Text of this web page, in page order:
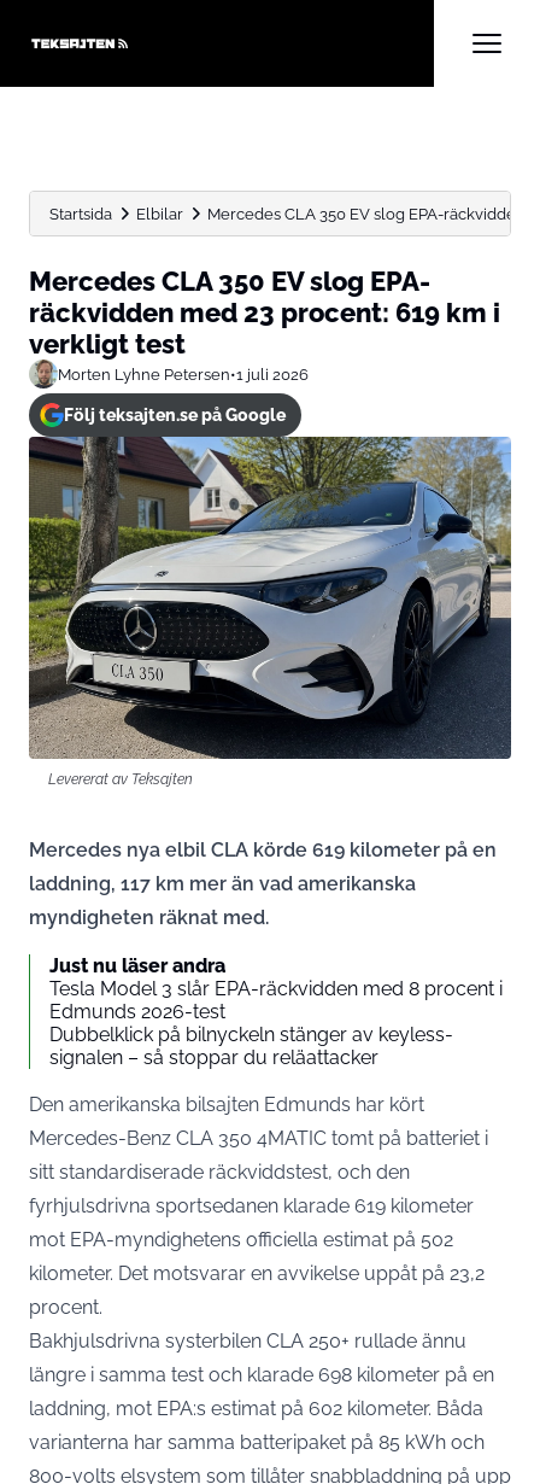
Startsida Elbilar Mercedes CLA 350 EV slog EPA-räckvidden
Mercedes CLA 350 EV slog EPA-
räckvidden med 23 procent: 619 km i
verkligt test
Morten Lyhne Petersen•1 juli 2026
Följ teksajten.se på Google
Levererat av Teksajten
Mercedes nya elbil CLA körde 619 kilometer på en
laddning, 117 km mer än vad amerikanska
myndigheten räknat med.
Just nu läser andra
Tesla Model 3 slår EPA-räckvidden med 8 procent i
Edmunds 2026-test
Dubbelklick på bilnyckeln stänger av keyless-
signalen – så stoppar du reläattacker
Den amerikanska bilsajten Edmunds har kört
Mercedes-Benz CLA 350 4MATIC tomt på batteriet i
sitt standardiserade räckviddstest, och den
fyrhjulsdrivna sportsedanen klarade 619 kilometer
mot EPA-myndighetens officiella estimat på 502
kilometer. Det motsvarar en avvikelse uppåt på 23,2
procent.
Bakhjulsdrivna systerbilen CLA 250+ rullade ännu
längre i samma test och klarade 698 kilometer på en
laddning, mot EPA:s estimat på 602 kilometer. Båda
varianterna har samma batteripaket på 85 kWh och
800-volts elsystem som tillåter snabbladdning på upp